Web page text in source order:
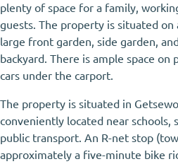
plenty of space for a family,
guests. The property is situated
large front garden, side garden,
backyard. There is ample space
cars under the carport.
The property is situated in
conveniently located near schools,
public transport. An R-net stop
approximately a five-minute bike